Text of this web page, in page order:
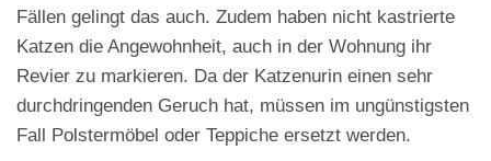
Fällen gelingt das auch. Zudem haben nicht kastrierte
Katzen die Angewohnheit, auch in der Wohnung ihr
Revier zu markieren. Da der Katzenurin einen sehr
durchdringenden Geruch hat, müssen im ungünstigsten
Fall Polstermöbel oder Teppiche ersetzt werden.